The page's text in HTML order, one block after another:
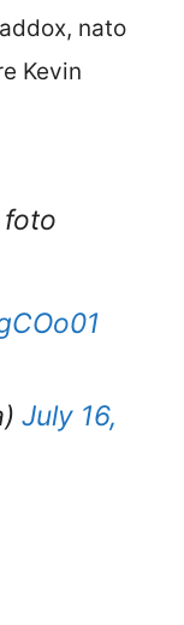
nato
Kevin
foto
July 16,